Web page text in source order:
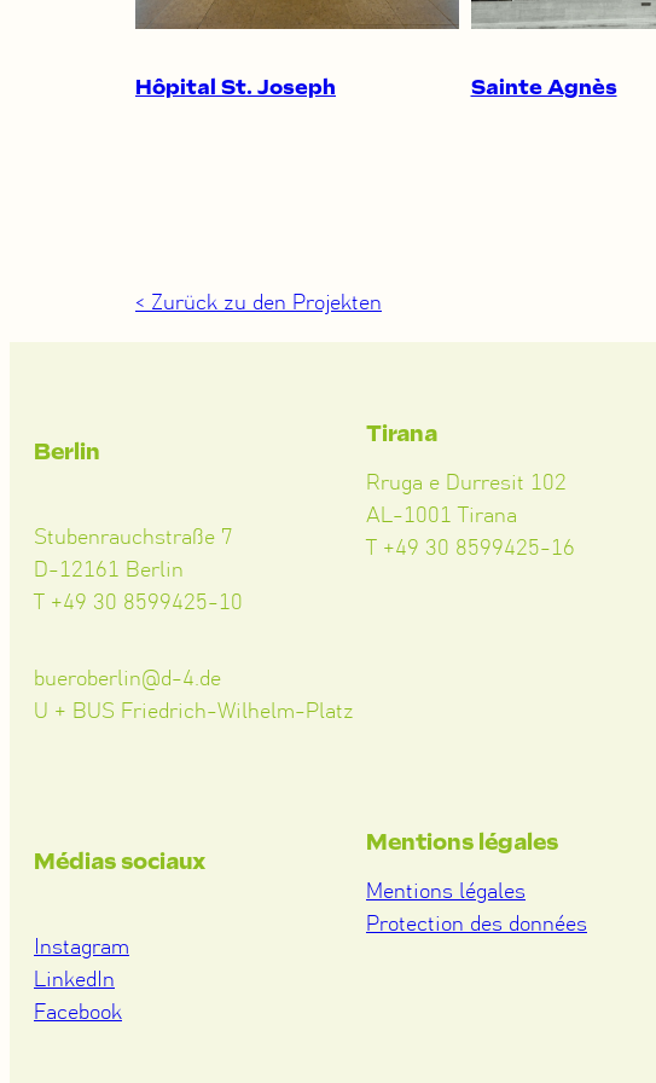
Hôpital St. Joseph Sainte Agnès
< Zurück zu den Projekten
Berlin
Stubenrauchstraße 7
D-12161 Berlin
T +49 30 8599425-10
bueroberlin@d-4.de
U + BUS Friedrich-Wilhelm-Platz
Tirana
Rruga e Durresit 102
AL-1001 Tirana
T +49 30 8599425-16
Médias sociaux
Instagram
LinkedIn
Facebook
Mentions légales
Mentions légales
Protection des données